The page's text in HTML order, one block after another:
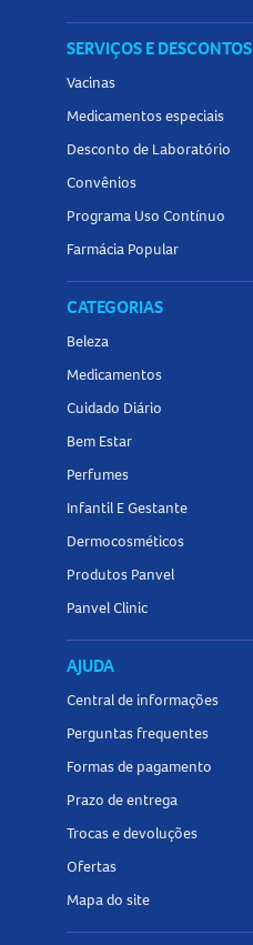
SERVIÇOS E DESCONTOS
Vacinas
Medicamentos especiais
Desconto de Laboratório
Convênios
Programa Uso Contínuo
Farmácia Popular
CATEGORIAS
Beleza
Medicamentos
Cuidado Diário
Bem Estar
Perfumes
Infantil E Gestante
Dermocosméticos
Produtos Panvel
Panvel Clinic
AJUDA
Central de informações
Perguntas frequentes
Formas de pagamento
Prazo de entrega
Trocas e devoluções
Ofertas
Mapa do site